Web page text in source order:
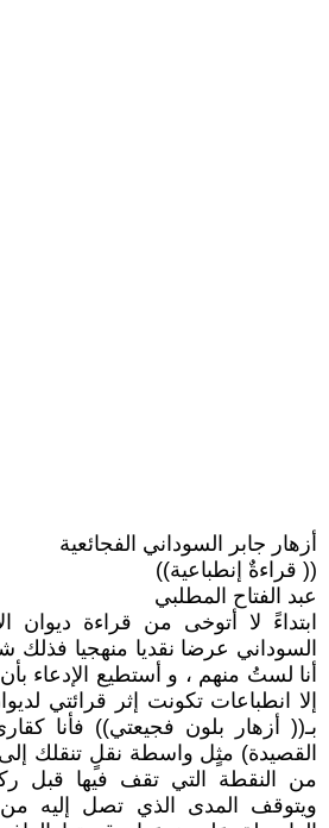
أزهار جابر السوداني الفجائعية
(( قراءةٌ إنطباعية))
عبد الفتاح المطلبي
ابتداءً لا أتوخى من قراءة ديوان
السوداني عرضا نقديا منهجيا فذلك
أنا لستُ منهم ، و أستطيع الإدعاء
إلا انطباعات تكونت إثر قرائتي
بـ(( أزهار بلون فجيعتي)) فأنا
القصيدة) مثٍل واسطة نقلٍ تنقلك
من النقطة التي تقف فيها قبل
ويتوقف المدى الذي تصل إليه